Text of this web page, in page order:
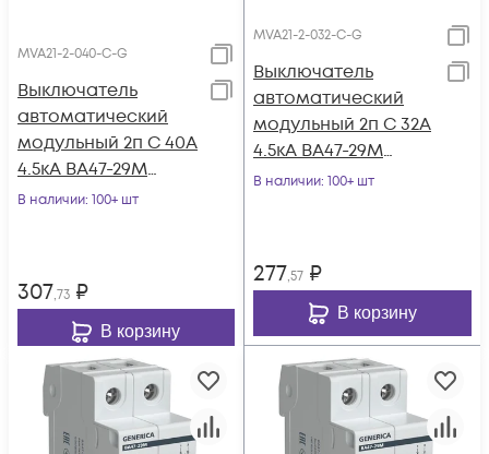
MVA21-2-040-C-G
Выключатель
автоматический
модульный 2п C 40А
4.5кА ВА47-29М
GENERICA MVA21-2-
В наличии: 100+ шт
307,73 ₽
В корзину
MVA21-2-032-C-G
Выключатель
автоматический
модульный 2п C 32А
4.5кА ВА47-29М
GENERICA MVA21-2-
В наличии: 100+ шт
277,57 ₽
В корзину